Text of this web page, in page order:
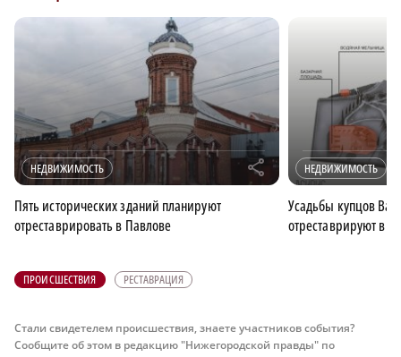
НЕДВИЖИМОСТЬ r
Пять исторических зданий планируют
отреставрировать в Павлове
НЕДВИЖИМОСТЬ
Усадьбы купцов
отреставрируют в
ПРОИСШЕСТВИЯ РЕСТАВРАЦИЯ
Стали свидетелем происшествия, знаете участников события?
Сообщите об этом в редакцию "Нижегородской правды" по